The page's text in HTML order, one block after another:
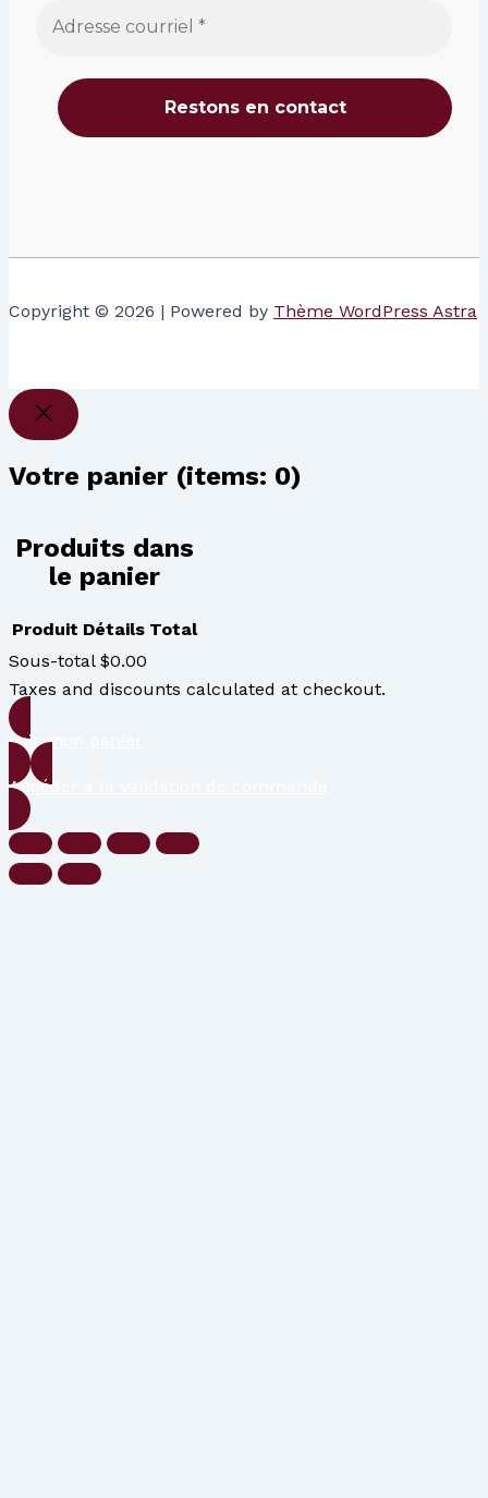
Copyright © 2026 | Powered by Thème WordPress Astra
Votre panier (items: 0)
Produits dans
le panier
Produit Détails Total
Sous-total $0.00
Taxes and discounts calculated at checkout.
Voir mon panier
Accéder à la validation de commande